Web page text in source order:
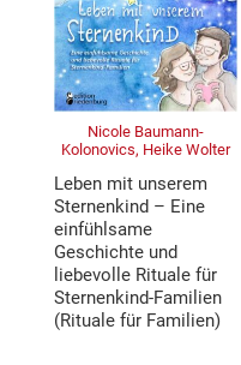
Nicole Baumann-
Kolonovics, Heike Wolter
Leben mit unserem
Sternenkind – Eine
einfühlsame
Geschichte und
liebevolle Rituale für
Sternenkind-Familien
(Rituale für Familien)